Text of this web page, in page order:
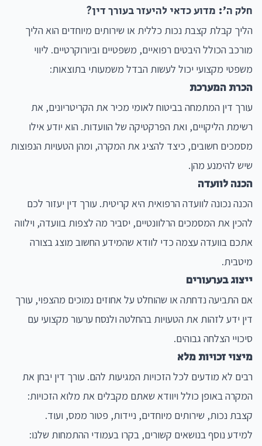
חלק ה': מדוע כדאי להיעזר בעורך דין?
הליך קבלת קצבת נכות כללית או שירותים מיוחדים הוא הליך
מורכב הכולל היבטים רפואיים, משפטיים וביורוקרטיים. ליווי
משפטי מקצועי יכול לעשות הבדל משמעותי בתוצאות:
הכרת המערכת
עורך דין המתמחה בביטוח לאומי מכיר את הקריטריונים, את
רשימת הליקויים, ואת הפרקטיקה של הוועדות. הוא יודע אילו
מסמכים חשובים, כיצד להציג את המקרה, ומהן הטעויות הנפוצות
שיש להימנע מהן.
הכנה לוועדה
הכנה נכונה לוועדה הרפואית היא קריטית. עורך דין יעזור לכם
להכין את המסמכים הרלוונטיים, יסביר מה לצפות בוועדה, וילווה
אתכם בוועדה עצמה כדי לוודא שהמידע החשוב מוצג בצורה
מיטבית.
ייצוג בערעורים
אם התביעה נדחתה או שהוחלט על אחוזים נמוכים מהצפוי, עורך
דין ידע לזהות את הטעויות בהחלטה ולנסח ערעור מקצועי עם
סיכויי הצלחה גבוהים.
מיצוי זכויות מלא
רבים לא מודעים לכל הזכויות המגיעות להם. עורך דין יבחן את
המקרה באופן כולל ויוודא שאתם מקבלים את מלוא הזכויות:
קצבת נכות, שירותים מיוחדים, ניידות, פטור ממס, ועוד.
למידע נוסף בנושאים קשורים, בקרו בעמודי ההתמחות שלנו: